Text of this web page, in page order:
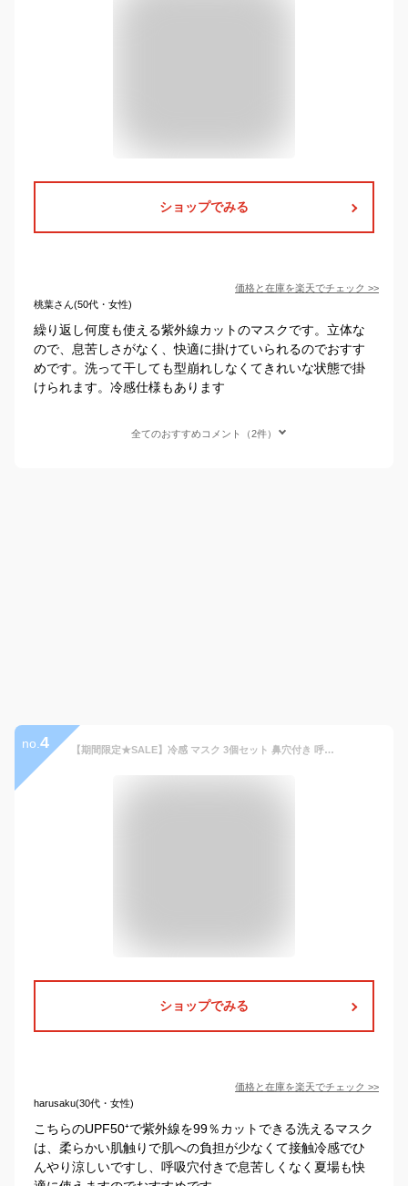
ショップでみる
価格と在庫を楽天でチェック >>
桃葉さん(50代・女性)
繰り返し何度も使える紫外線カットのマスクです。立体な
ので、息苦しさがなく、快適に掛けていられるのでおすす
めです。洗って干しても型崩れしなくてきれいな状態で掛
けられます。冷感仕様もあります
全てのおすすめコメント（2件）
no. 4 【期間限定★SALE】冷感 マスク 3個セット 鼻穴付き 呼吸穴 uv 接触冷感 大きい サイズ 大きめ マスク 洗える 日焼け uvカット 紫外線 おしゃれ 春 夏用 涼しい ひんやり 血色マスク 小顔マスク レディース メンズ 大人用 男女兼用 オシャレ 血色カラー【meru】
ショップでみる
価格と在庫を楽天でチェック >>
harusaku(30代・女性)
こちらのUPF50⁺で紫外線を99％カットできる洗えるマスク
は、柔らかい肌触りで肌への負担が少なくて接触冷感でひ
んやり涼しいですし、呼吸穴付きで息苦しくなく夏場も快